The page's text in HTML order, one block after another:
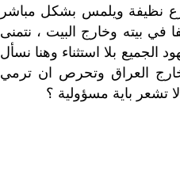
نظيفة ويلمس بشكل مباشر
في بيته وخارج البيت ، نتمنى
الجميع بلا استثناء وهنا نسأل
العراق وتحرص ان ترمي
لا تشعر باية مسؤولية ؟